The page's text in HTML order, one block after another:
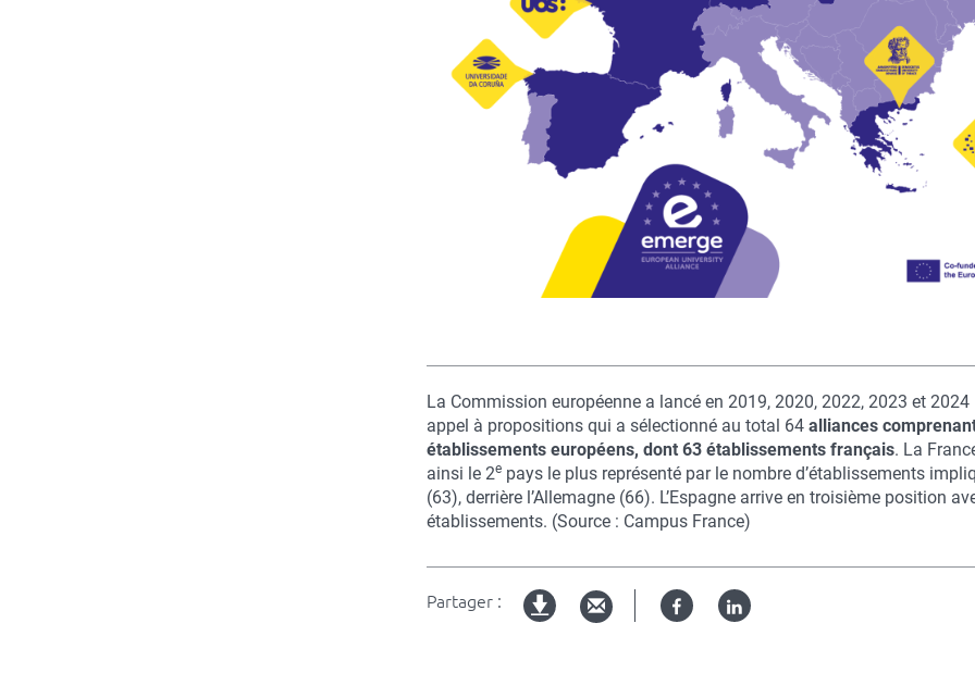
La Commission européenne a lancé en 2019, 2020, 2022, 2023 et 2024
appel à propositions qui a sélectionné au total 64 alliances
établissements européens, dont 63 établissements français. La
ainsi le 2e pays le plus représenté par le nombre d’établissements
(63), derrière l’Allemagne (66). L’Espagne arrive en troisième position
établissements. (Source : Campus France)
Partager : FacebookLinked